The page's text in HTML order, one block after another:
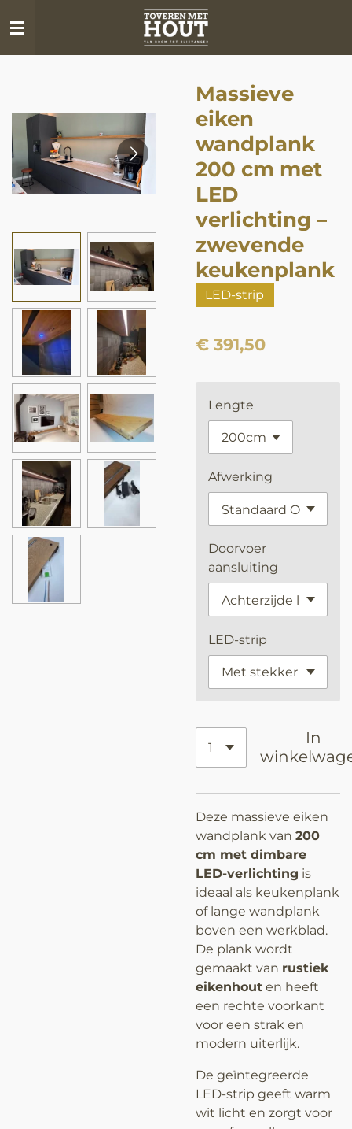
direct
naar
Massieve
eiken
wandplank
200 cm met
LED
verlichting –
zwevende
keukenplank
LED-strip
€ 391,50
Lengte
Afwerking
Doorvoer
aansluiting
LED-strip
In
Deze massieve eiken
wandplank van 200
cm met dimbare
LED-verlichting is
ideaal als keukenplank
of lange wandplank
boven een werkblad.
De plank wordt
gemaakt van rustiek
eikenhout en heeft
een rechte voorkant
voor een strak en
modern uiterlijk.
De geïntegreerde
LED-strip geeft warm
wit licht en zorgt voor